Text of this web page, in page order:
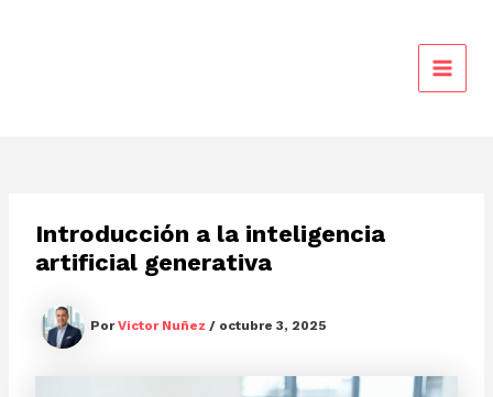
MAIN
Introducción a la inteligencia
artificial generativa
PorVictor Nuñez / octubre 3, 2025